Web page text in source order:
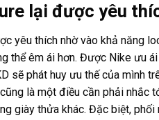
lại được yêu
yêu thích nhờ vào khả năng
thể êm ái hơn. Được Nike ưu
sẽ phát huy ưu thế của mình
là một điều cần phải
giày thửa khác. Đặc biệt,